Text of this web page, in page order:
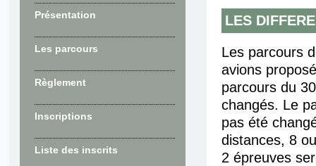
Présentation
Les parcours
Règlement
Inscriptions
Liste des inscrits
LES
Les parcours
avions
parcours du
changés. Le
pas été
distances, 8
2 épreuves